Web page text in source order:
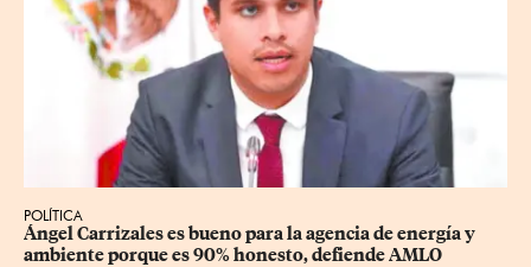
POLÍTICA
Ángel Carrizales es bueno para la agencia de energía y
ambiente porque es 90% honesto, defiende AMLO